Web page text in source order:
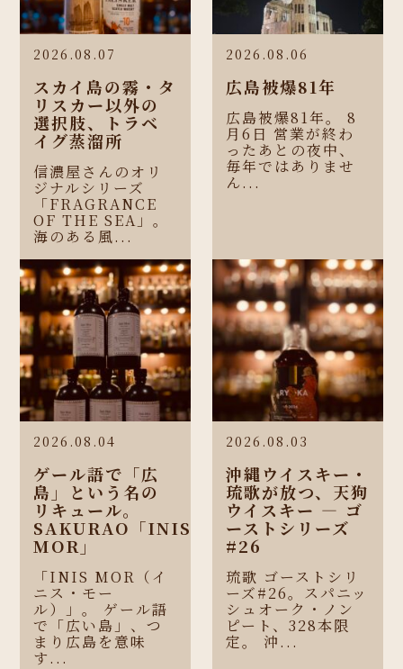
2026.08.07
スカイ島の霧・タ
リスカー以外の
選択肢、トラベ
イグ蒸溜所
信濃屋さんのオリ
ジナルシリーズ
「FRAGRANCE
OF THE SEA」。
海のある風...
2026.08.06
広島被爆81年
広島被爆81年。 8
月6日 営業が終わ
ったあとの夜中、
毎年ではありませ
ん...
2026.08.04
ゲール語で「広
島」という名の
リキュール。
SAKURAO「INIS
MOR」
「INIS MOR（イ
ニス・モー
ル）」。 ゲール語
で「広い島」、つ
まり広島を意味
す...
2026.08.03
沖縄ウイスキー・
琉歌が放つ、天狗
ウイスキー ― ゴ
ーストシリーズ
#26
琉歌 ゴーストシリ
ーズ#26。スパニッ
シュオーク・ノン
ピート、328本限
定。 沖...